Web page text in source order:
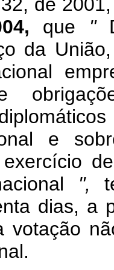
que "
da
e
",
dias, a
votação